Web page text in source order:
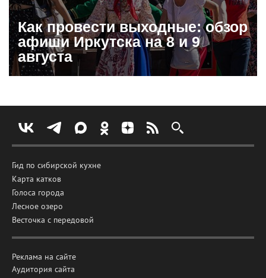
Как провести выходные: обзор
афиши Иркутска на 8 и 9
августа
Гид по сибирской кухне
Карта катков
Голоса города
Лесное озеро
Весточка с передовой
Реклама на сайте
Аудитория сайта